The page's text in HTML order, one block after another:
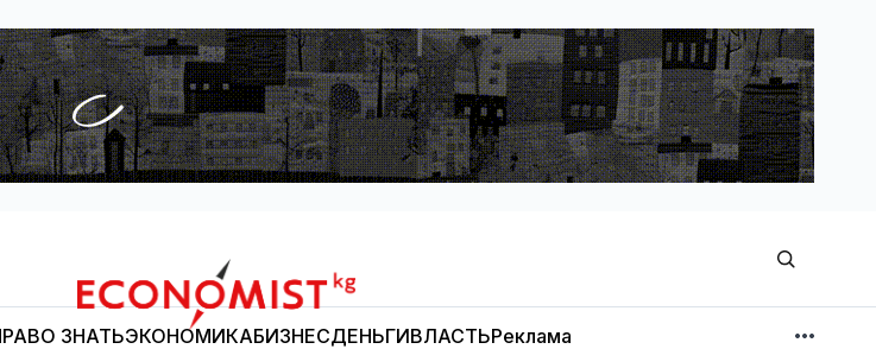
Economist.kg
ЗНАТЬЭКОНОМИКАБИЗНЕСДЕНЬГИВЛАСТЬРеклама